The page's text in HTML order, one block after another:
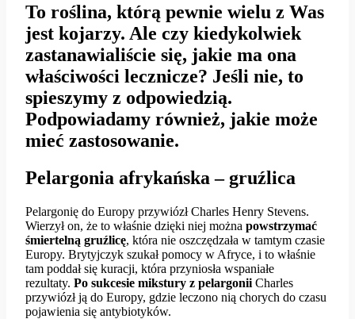
To roślina, którą pewnie wielu z Was
jest kojarzy. Ale czy kiedykolwiek
zastanawialiście się, jakie ma ona
właściwości lecznicze? Jeśli nie, to
spieszymy z odpowiedzią.
Podpowiadamy również, jakie może
mieć zastosowanie.
Pelargonia afrykańska – gruźlica
Pelargonię do Europy przywiózł Charles Henry Stevens.
Wierzył on, że to właśnie dzięki niej można powstrzymać
śmiertelną gruźlicę, która nie oszczędzała w tamtym czasie
Europy. Brytyjczyk szukał pomocy w Afryce, i to właśnie
tam poddał się kuracji, która przyniosła wspaniałe
rezultaty. Po sukcesie mikstury z pelargonii Charles
przywiózł ją do Europy, gdzie leczono nią chorych do czasu
pojawienia się antybiotyków.